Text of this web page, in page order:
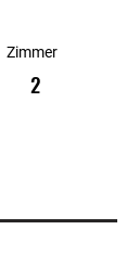
Zimmer
2